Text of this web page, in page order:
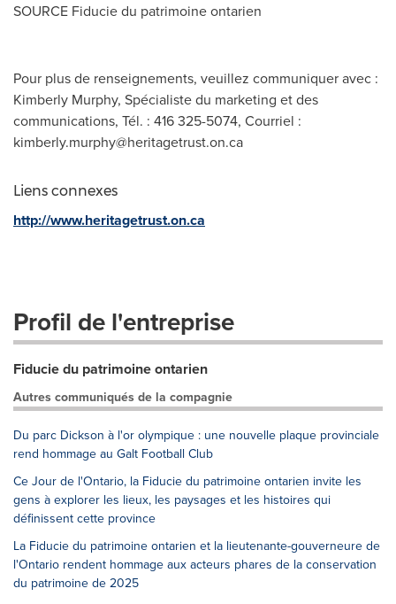
SOURCE Fiducie du patrimoine ontarien
Pour plus de renseignements, veuillez communiquer avec :
Kimberly Murphy, Spécialiste du marketing et des
communications, Tél. : 416 325-5074, Courriel :
kimberly.murphy@heritagetrust.on.ca
Liens connexes
http://www.heritagetrust.on.ca
Profil de l'entreprise
Fiducie du patrimoine ontarien
Autres communiqués de la compagnie
Du parc Dickson à l'or olympique : une nouvelle plaque provinciale
rend hommage au Galt Football Club
Ce Jour de l'Ontario, la Fiducie du patrimoine ontarien invite les
gens à explorer les lieux, les paysages et les histoires qui
définissent cette province
La Fiducie du patrimoine ontarien et la lieutenante-gouverneure de
l'Ontario rendent hommage aux acteurs phares de la conservation
du patrimoine de 2025